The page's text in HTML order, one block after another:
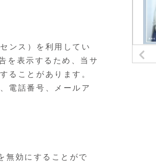
ンス）を利用してい
を表示するため、当サ
ることがあります。
電話番号、メールア
効にすることがで